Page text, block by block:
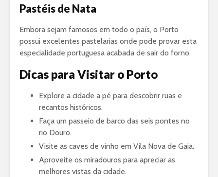
Pastéis de Nata
Embora sejam famosos em todo o país, o Porto
possui excelentes pastelarias onde pode provar esta
especialidade portuguesa acabada de sair do forno.
Dicas para Visitar o Porto
Explore a cidade a pé para descobrir ruas e
recantos históricos.
Faça um passeio de barco das seis pontes no
rio Douro.
Visite as caves de vinho em Vila Nova de Gaia.
Aproveite os miradouros para apreciar as
melhores vistas da cidade.